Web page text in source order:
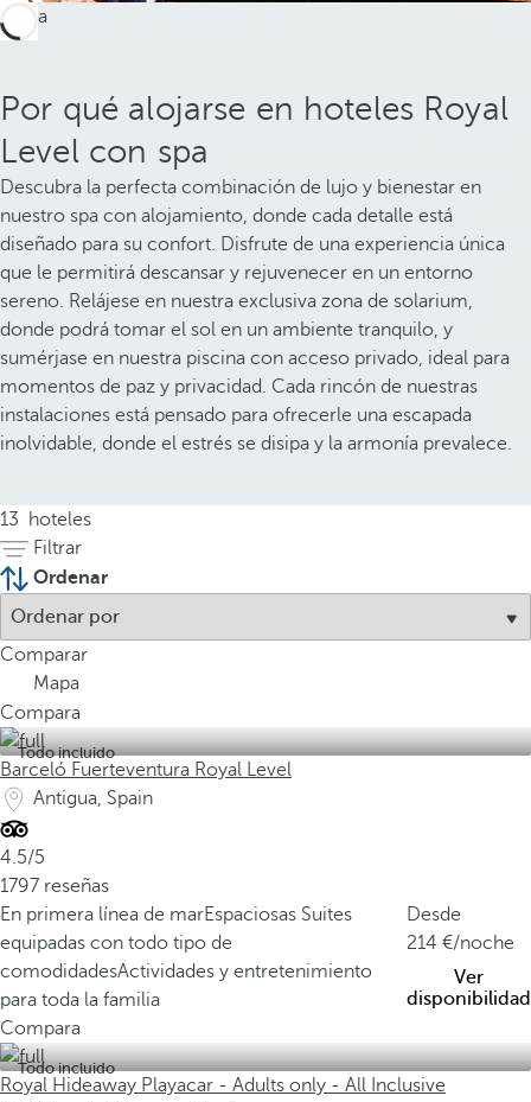
Por qué alojarse en hoteles Royal
Level con spa
Descubra la perfecta combinación de lujo y bienestar en
nuestro spa con alojamiento, donde cada detalle está
diseñado para su confort. Disfrute de una experiencia única
que le permitirá descansar y rejuvenecer en un entorno
sereno. Relájese en nuestra exclusiva zona de solarium,
donde podrá tomar el sol en un ambiente tranquilo, y
sumérjase en nuestra piscina con acceso privado, ideal para
momentos de paz y privacidad. Cada rincón de nuestras
instalaciones está pensado para ofrecerle una escapada
inolvidable, donde el estrés se disipa y la armonía prevalece.
13
hoteles
Filtrar
Ordenar
Comparar
Mapa
Compara
Todo incluido
Barceló Fuerteventura Royal Level
Antigua, Spain
4.5/5
1797 reseñas
En primera línea de marEspaciosas Suites
equipadas con todo tipo de
comodidadesActividades y entretenimiento
para toda la familia
Desde
214
/noche
Ver
disponibilidad
Compara
Todo incluido
Royal Hideaway Playacar - Adults only - All Inclusive